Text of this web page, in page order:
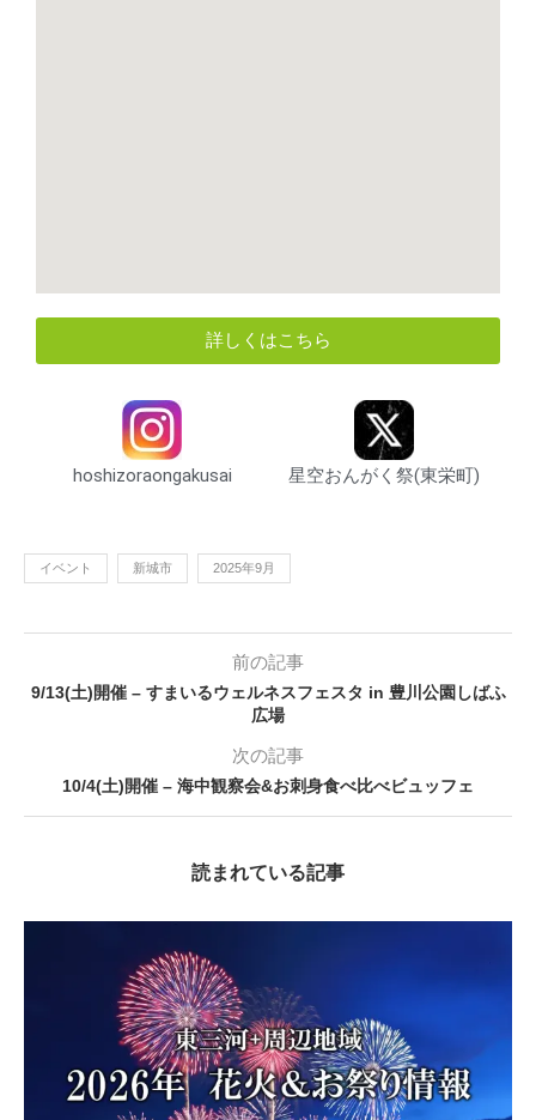
詳しくはこちら
hoshizoraongakusai 星空おんがく祭(東栄町)
イベント 新城市 2025年9月
前の記事
9/13(土)開催 – すまいるウェルネスフェスタ in 豊川公園しばふ
広場
次の記事
10/4(土)開催 – 海中観察会&お刺身食べ比べビュッフェ
読まれている記事